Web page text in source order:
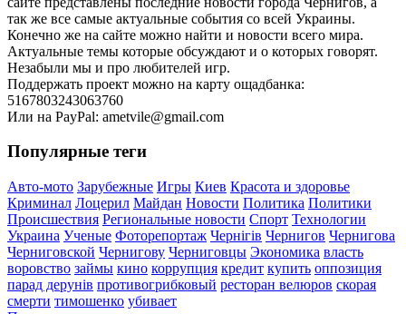
так же все самые актуальные события со всей Украины.
Конечно же на сайте можно найти и новости всего мира.
Актуальные темы которые обсуждают и о которых говорят.
Незабыли мы и про любителей игр.
Поддержать проект можно на карту ощадбанка:
5167803243063760
Или на PayPal: ametvile@gmail.com
Популярные теги
Авто-мото Зарубежные Игры Киев Красота и здоровье
Криминал Лоцерил Майдан Новости Политика Политики
Происшествия Региональные новости Спорт Технологии
Украина Ученые Фоторепортаж Чернігів Чернигов Чернигова
Черниговской Чернигову Черниговцы Экономика власть
воровство займы кино коррупция кредит купить оппозиция
парад дерунів противогрибковый ресторан велюров скорая
смерти тимошенко убивает